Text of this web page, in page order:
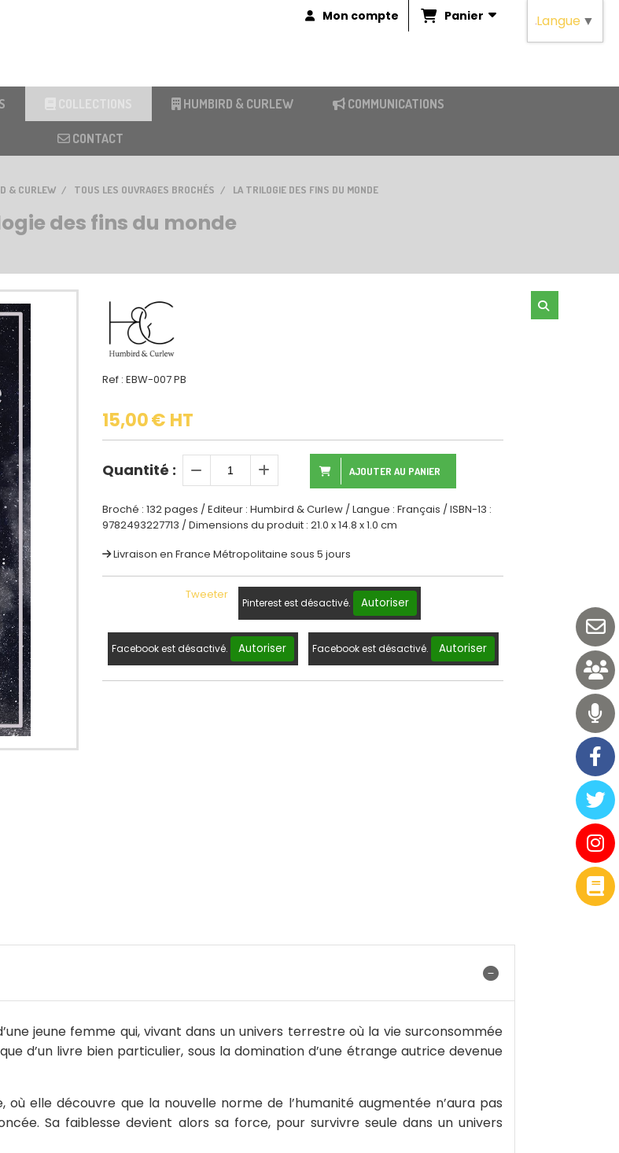
Mon compte Panier
HUMBIRD & CURLEW COMMUNICATIONS
CONTACT
& CURLEW TOUS LES OUVRAGES BROCHÉS LA TRILOGIE DES FINS DU MONDE
des fins du monde
Ref : EBW-007 PB
15,00€ HT
Quantité : AJOUTER AU PANIER
Broché : 132 pages / Editeur : Humbird & Curlew / Langue : Français / ISBN-13 :
9782493227713 / Dimensions du produit : 21.0 x 14.8 x 1.0 cm
Livraison en France Métropolitaine sous 5 jours
Tweeter
Pinterest est désactivé. Autoriser
Facebook est désactivé. Autoriser Facebook est désactivé. Autoriser
jeune femme qui, vivant dans un univers terrestre où la vie surconsommée
d’un livre bien particulier, sous la domination d’une étrange autrice devenue
elle découvre que la nouvelle norme de l’humanité augmentée n’aura pas
Sa faiblesse devient alors sa force, pour survivre seule dans un univers
Langue ▼